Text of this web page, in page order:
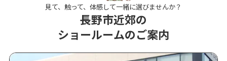
見て、触って、体感して一緒に選びませんか？
長野市近郊の
ショールームのご案内